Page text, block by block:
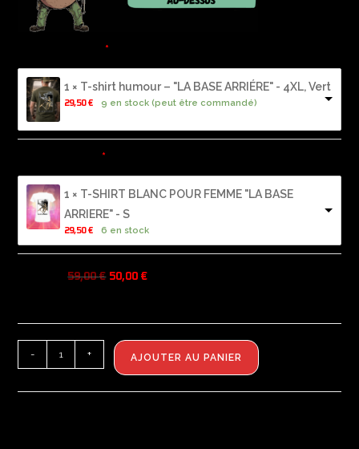
1 × T-shirt humour – "LA BASE ARRIÉRE" - 4XL, Vert
29,50 € 9 en stock (peut être commandé)
1 × T-SHIRT BLANC POUR FEMME "LA BASE
ARRIERE" - S
29,50 € 6 en stock
Prix total:59,00€ 50,00 €
- + AJOUTER AU PANIER